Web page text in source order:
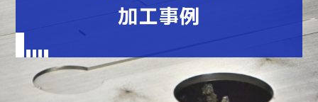
加工事例